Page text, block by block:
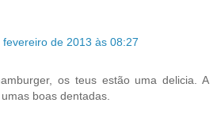
fevereiro de 2013 às 08:27
os teus estão uma delicia. A
boas dentadas.